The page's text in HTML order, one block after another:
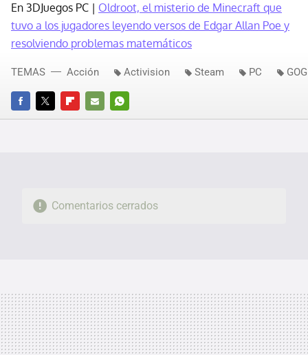
En 3DJuegos PC | Oldroot, el misterio de Minecraft que
tuvo a los jugadores leyendo versos de Edgar Allan Poe y
resolviendo problemas matemáticos
FACEBOOKTWITTERFLIPBOARD
E-
WHATSAPP
TEMAS Acción Activision Steam PC GOG
Comentarios cerrados